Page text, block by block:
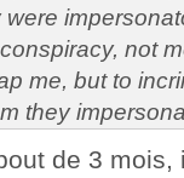
were
not
me, but to
they
de 3